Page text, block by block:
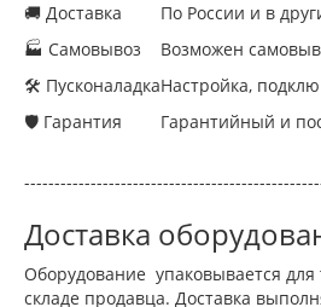
🚚 Доставка
🏭 Самовывоз
🛠 Пусконаладка
🛡 Гарантия
По России и в
Возможен
Настройка,
Гарантийный и
Доставка
Оборудование упаковывается
складе продавца. Доставка